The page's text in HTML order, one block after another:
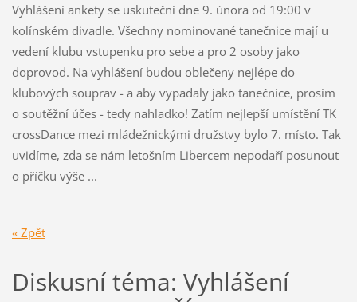
Vyhlášení ankety se uskuteční dne 9. února od 19:00 v
kolínském divadle. Všechny nominované tanečnice mají u
vedení klubu vstupenku pro sebe a pro 2 osoby jako
doprovod. Na vyhlášení budou oblečeny nejlépe do
klubových souprav - a aby vypadaly jako tanečnice, prosím
o soutěžní účes - tedy nahladko! Zatím nejlepší umístění TK
crossDance mezi mládežnickými družstvy bylo 7. místo. Tak
uvidíme, zda se nám letošním Libercem nepodaří posunout
o příčku výše ...
« Zpět
Diskusní téma: Vyhlášení